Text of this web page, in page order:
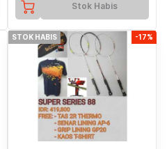
Stok Habis
STOK HABIS -17%